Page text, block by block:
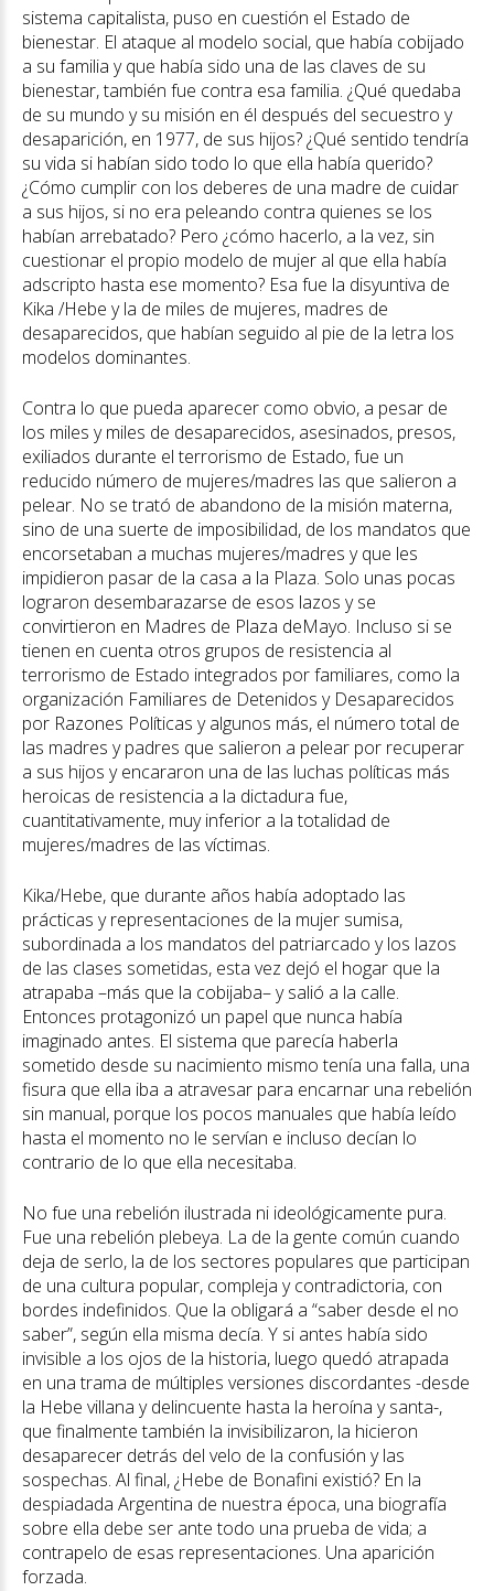
sistema capitalista, puso en cuestión el Estado de
bienestar. El ataque al modelo social, que había cobijado
a su familia y que había sido una de las claves de su
bienestar, también fue contra esa familia. ¿Qué quedaba
de su mundo y su misión en él después del secuestro y
desaparición, en 1977, de sus hijos? ¿Qué sentido tendría
su vida si habían sido todo lo que ella había querido?
¿Cómo cumplir con los deberes de una madre de cuidar
a sus hijos, si no era peleando contra quienes se los
habían arrebatado? Pero ¿cómo hacerlo, a la vez, sin
cuestionar el propio modelo de mujer al que ella había
adscripto hasta ese momento? Esa fue la disyuntiva de
Kika /Hebe y la de miles de mujeres, madres de
desaparecidos, que habían seguido al pie de la letra los
modelos dominantes.
Contra lo que pueda aparecer como obvio, a pesar de
los miles y miles de desaparecidos, asesinados, presos,
exiliados durante el terrorismo de Estado, fue un
reducido número de mujeres/madres las que salieron a
pelear. No se trató de abandono de la misión materna,
sino de una suerte de imposibilidad, de los mandatos que
encorsetaban a muchas mujeres/madres y que les
impidieron pasar de la casa a la Plaza. Solo unas pocas
lograron desembarazarse de esos lazos y se
convirtieron en Madres de Plaza deMayo. Incluso si se
tienen en cuenta otros grupos de resistencia al
terrorismo de Estado integrados por familiares, como la
organización Familiares de Detenidos y Desaparecidos
por Razones Políticas y algunos más, el número total de
las madres y padres que salieron a pelear por recuperar
a sus hijos y encararon una de las luchas políticas más
heroicas de resistencia a la dictadura fue,
cuantitativamente, muy inferior a la totalidad de
mujeres/madres de las víctimas.
Kika/Hebe, que durante años había adoptado las
prácticas y representaciones de la mujer sumisa,
subordinada a los mandatos del patriarcado y los lazos
de las clases sometidas, esta vez dejó el hogar que la
atrapaba –más que la cobijaba– y salió a la calle.
Entonces protagonizó un papel que nunca había
imaginado antes. El sistema que parecía haberla
sometido desde su nacimiento mismo tenía una falla, una
fisura que ella iba a atravesar para encarnar una rebelión
sin manual, porque los pocos manuales que había leído
hasta el momento no le servían e incluso decían lo
contrario de lo que ella necesitaba.
No fue una rebelión ilustrada ni ideológicamente pura.
Fue una rebelión plebeya. La de la gente común cuando
deja de serlo, la de los sectores populares que participan
de una cultura popular, compleja y contradictoria, con
bordes indefinidos. Que la obligará a “saber desde el no
saber”, según ella misma decía. Y si antes había sido
invisible a los ojos de la historia, luego quedó atrapada
en una trama de múltiples versiones discordantes -desde
la Hebe villana y delincuente hasta la heroína y santa-,
que finalmente también la invisibilizaron, la hicieron
desaparecer detrás del velo de la confusión y las
sospechas. Al final, ¿Hebe de Bonafini existió? En la
despiadada Argentina de nuestra época, una biografía
sobre ella debe ser ante todo una prueba de vida; a
contrapelo de esas representaciones. Una aparición
forzada.